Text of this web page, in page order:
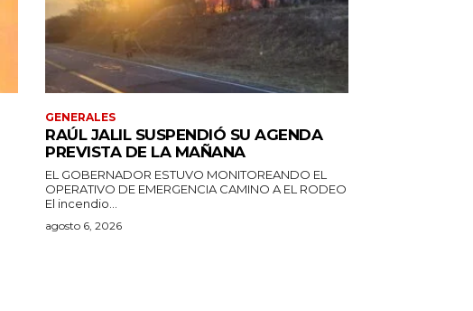
GENERALES
RAÚL JALIL SUSPENDIÓ SU AGENDA
PREVISTA DE LA MAÑANA
EL GOBERNADOR ESTUVO MONITOREANDO EL
OPERATIVO DE EMERGENCIA CAMINO A EL RODEO
El incendio...
agosto 6, 2026